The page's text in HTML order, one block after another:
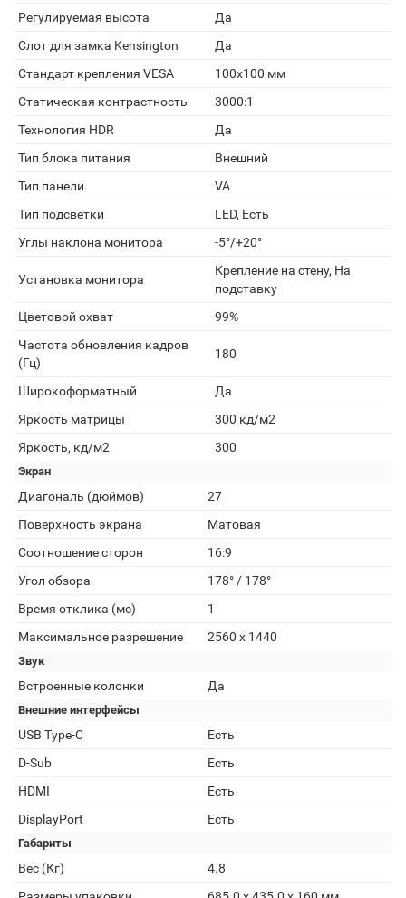
Регулируемая высота
Да
Слот для замка Kensington
Да
Стандарт крепления VESA
100x100 мм
Статическая контрастность
3000:1
Технология HDR
Да
Тип блока питания
Внешний
Тип панели
VA
Тип подсветки
LED, Есть
Углы наклона монитора
-5°/+20°
Установка монитора
Крепление на стену, На
подставку
Цветовой охват
99%
Частота обновления кадров
(Гц)
180
Широкоформатный
Да
Яркость матрицы
300 кд/м2
Яркость, кд/м2
300
Экран
Диагональ (дюймов)
27
Поверхность экрана
Матовая
Соотношение сторон
16:9
Угол обзора
178° / 178°
Время отклика (мс)
1
Максимальное разрешение
2560 x 1440
Звук
Встроенные колонки Да
Внешние интерфейсы
USB Type-C
Есть
D-Sub
Есть
HDMI
Есть
DisplayPort
Есть
Габариты
Вес (Кг)
4.8